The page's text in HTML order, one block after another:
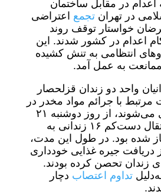
اعدام در مقابل ساختمان
در تهران تجمع اعتراضی
خواستار توقف روند
اعدام در کشور شدند. این
انتظامی به تنش کشیده
به عمل آمد.
واحد دو زندان قزلحصار
مرتبط با جرائم مواد مخدر در
این زندان نگهداری می‌شوند، از روز دوشنبه ۲۱
مهر، همزمان با انتقال دست‌کم ۱۶ زندانی به
شده بود. در طول این مدت،
دریافت جیره غذایی خودداری
زندان تحصن کرده بودند.
تداوم اعتصاب دچار